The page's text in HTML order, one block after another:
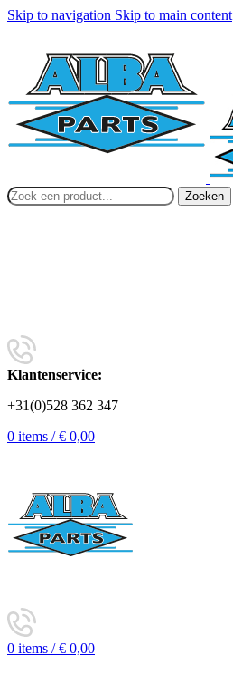
Skip to navigation Skip to main content
Zoeken
Klantenservice:
+31(0)528 362 347
0 items / € 0,00
0 items / € 0,00